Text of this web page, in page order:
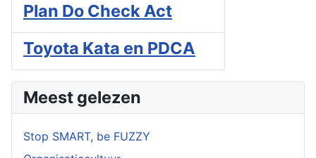
Plan Do Check Act
Toyota Kata en PDCA
Meest gelezen
Stop SMART, be FUZZY